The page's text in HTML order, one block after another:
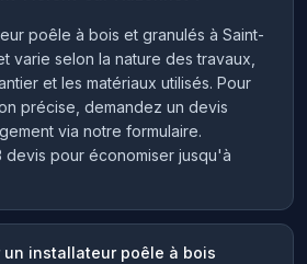
poêle à bois et granulés à Saint-
varie selon la nature des travaux,
et les matériaux utilisés. Pour
précise, demandez un devis
via notre formulaire.
devis pour économiser jusqu'à
un installateur poêle à bois